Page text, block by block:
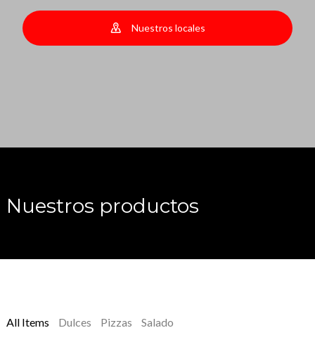
Nuestros locales
Nuestros productos
All Items Dulces Pizzas Salado